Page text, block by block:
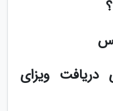
دریافت ویزای